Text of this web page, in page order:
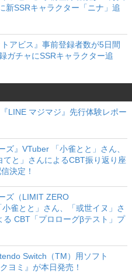
新SSRキャラクター「ニナ」追
アビス』事前登録者数が5日間
ガチャにSSRキャラクター追
LINE マジマジ』先行体験レポー
ズ』VTuber 「小雀とと」さん、
てと」さんによるCBT振り返り座
決定！
ズ（LIMIT ZERO
雀とと」さん、「或世イヌ」さ
る CBT「プロローグβテスト」プ
Switch（TM）用ソフト
ヨミ』が本日発売！